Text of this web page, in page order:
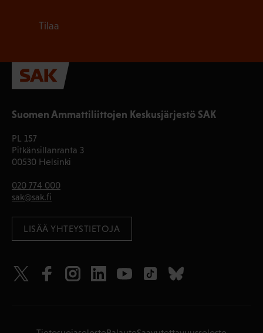
Suomen Ammattiliittojen Keskusjärjestö SAK
PL 157
Pitkänsillanranta 3
00530 Helsinki
020 774 000
sak@sak.fi
LISÄÄ YHTEYSTIETOJA
Tilaa